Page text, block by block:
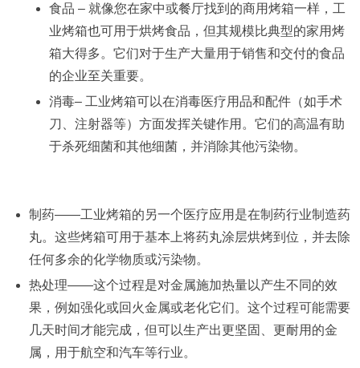
食品 – 就像您在家中或餐厅找到的商用烤箱一样，工
业烤箱也可用于烘烤食品 ，但其规模比典型的家用烤
箱大得多。它们对于生产大量用于销售和交付的食品
的企业至关重要。
消毒– 工业烤箱可以在消毒医疗用品和配件（如手术
刀、注射器等）方面发挥关键作用。它们的高温有助
于杀死细菌和其他细菌，并消除其他污染物。
制药——工业烤箱的另一个医疗应用是在制药行业制造药
丸。这些烤箱可用于基本上将药丸涂层烘烤到位，并去除
任何多余的化学物质或污染物。
热处理——这个过程是对金属施加热量以产生不同的效
果，例如强化或回火金属或老化它们。这个过程可能需要
几天时间才能完成，但可以生产出更坚固、更耐用的金
属，用于航空和汽车等行业。